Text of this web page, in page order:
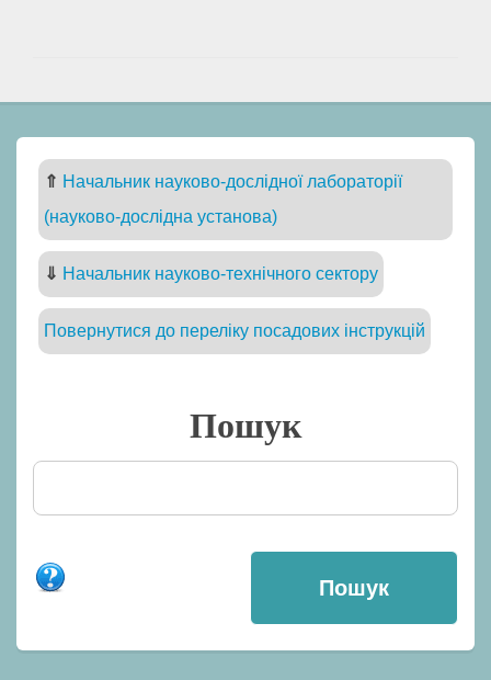
⇑ Начальник науково-дослідної лабораторії
(науково-дослідна установа)
⇓ Начальник науково-технічного сектору
Повернутися до переліку посадових інструкцій
Пошук